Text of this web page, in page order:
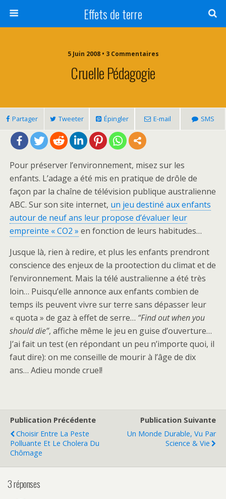
Effets de terre
5 Juin 2008 • 3 Commentaires
Cruelle Pédagogie
Partager Tweeter Épingler E-mail SMS
Pour préserver l’environnement, misez sur les
enfants. L’adage a été mis en pratique de drôle de
façon par la chaîne de télévision publique australienne
ABC. Sur son site internet, un jeu destiné aux enfants
autour de neuf ans leur propose d’évaluer leur
empreinte « CO2 » en fonction de leurs habitudes…
Jusque là, rien à redire, et plus les enfants prendront
conscience des enjeux de la prootection du climat et de
l’environnement. Mais la télé australienne a été très
loin… Puisqu’elle annonce aux enfants combien de
temps ils peuvent vivre sur terre sans dépasser leur
« quota » de gaz à effet de serre… “Find out when you
should die”, affiche même le jeu en guise d’ouverture…
J’ai fait un test (en répondant un peu n’importe quoi, il
faut dire): on me conseille de mourir à l’âge de dix
ans… Adieu monde cruel!
Publication Précédente
Choisir Entre La Peste
Polluante Et Le Cholera Du
Chômage
Publication Suivante
Un Monde Durable, Vu Par
Science & Vie
3 réponses